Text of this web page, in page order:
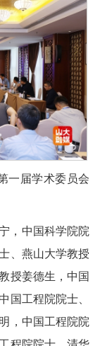
一届学术委员会
，中国科学院院
、燕山大学教授
授姜德生，中国
国工程院院士、
，中国工程院院